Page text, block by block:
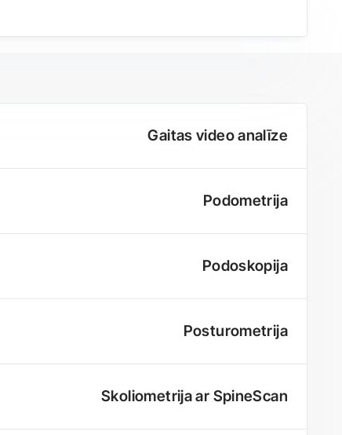
Gaitas video analīze
Podometrija
Podoskopija
Posturometrija
Skoliometrija ar SpineScan